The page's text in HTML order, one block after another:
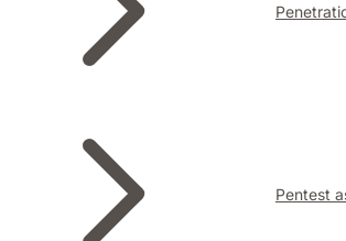
Pentest